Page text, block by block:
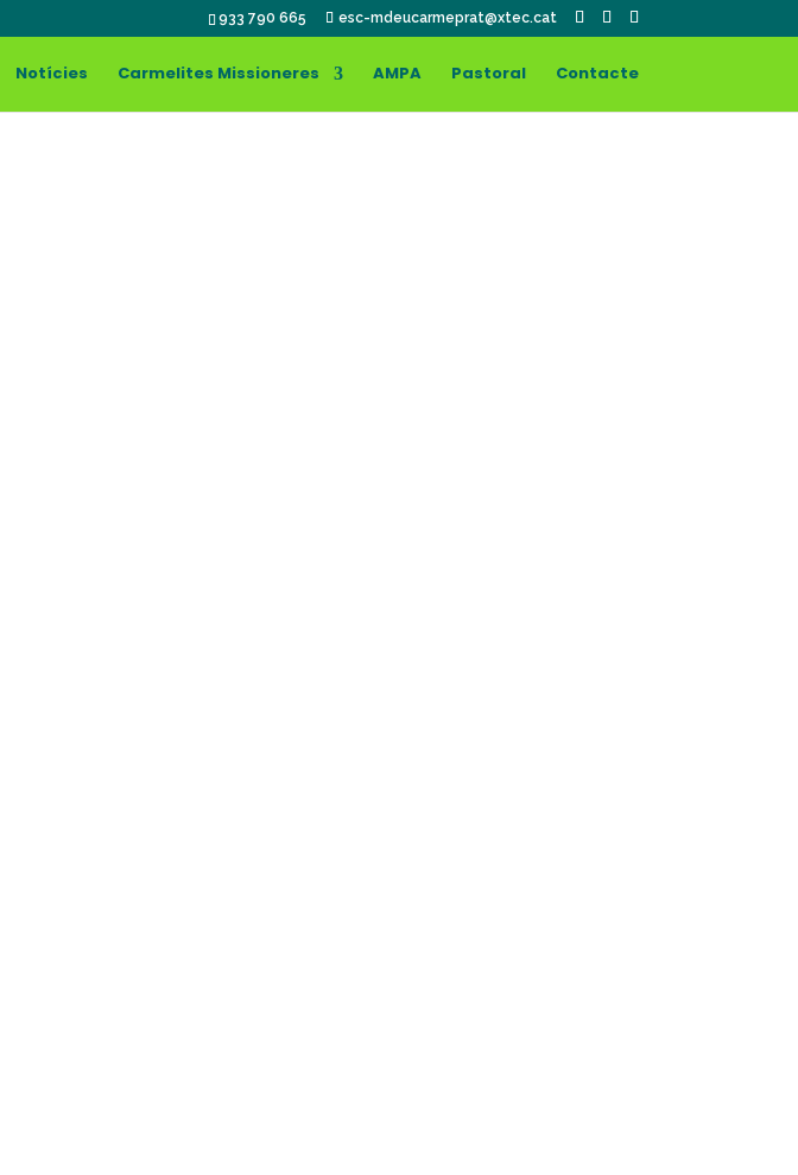
933 790 665 esc-mdeucarmeprat@xtec.cat
Notícies Carmelites Missioneres AMPA Pastoral Contacte